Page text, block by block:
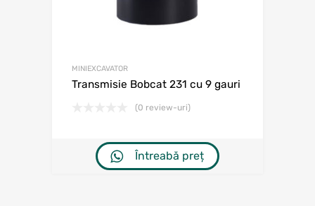
MINIEXCAVATOR
Transmisie Bobcat 231 cu 9 gauri
(0 review-uri)
Întreabă preț